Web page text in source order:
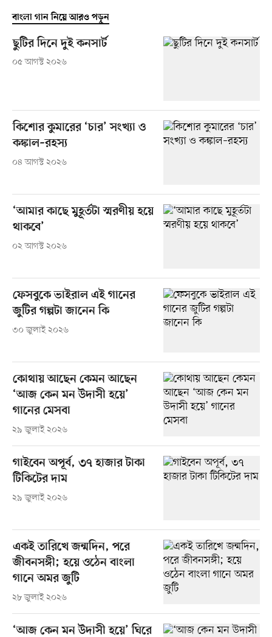
বাংলা গান নিয়ে আরও পড়ুন
ছুটির দিনে দুই কনসার্ট
০৫ আগস্ট ২০২৬
কিশোর কুমারের ‘চার’ সংখ্যা ও
কঙ্কাল–রহস্য
০৪ আগস্ট ২০২৬
‘আমার কাছে মুহূর্তটা স্মরণীয় হয়ে
থাকবে’
০২ আগস্ট ২০২৬
ফেসবুকে ভাইরাল এই গানের
জুটির গল্পটা জানেন কি
৩০ জুলাই ২০২৬
কোথায় আছেন কেমন আছেন
‘আজ কেন মন উদাসী হয়ে’
গানের মেসবা
২৯ জুলাই ২০২৬
গাইবেন অপূর্ব, ৩৭ হাজার টাকা
টিকিটের দাম
২৯ জুলাই ২০২৬
একই তারিখে জন্মদিন, পরে
জীবনসঙ্গী; হয়ে ওঠেন বাংলা
গানে অমর জুটি
২৮ জুলাই ২০২৬
‘আজ কেন মন উদাসী হয়ে’ ঘিরে